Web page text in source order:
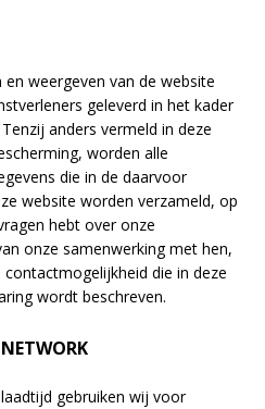
weergeven van de website
geleverd in het kader
anders vermeld in deze
worden alle
die in de daarvoor
website worden verzameld, op
hebt over onze
onze samenwerking met hen,
die in deze
wordt beschreven.
gebruiken wij voor